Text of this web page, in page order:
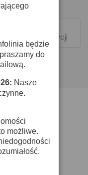
1-1 z 1 pozycji
będzie
do
Nasze
możliwe.